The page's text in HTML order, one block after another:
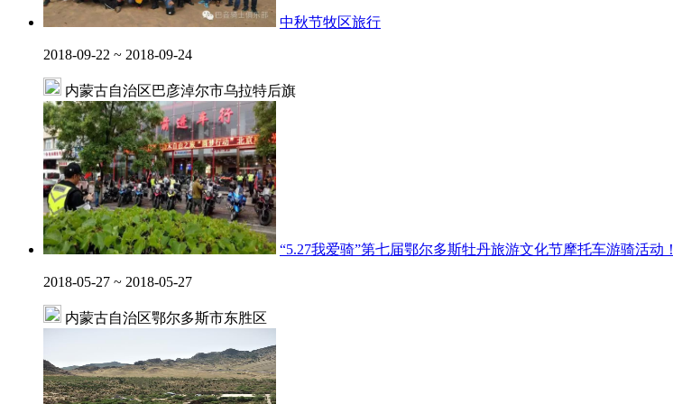
中秋节牧区旅行
2018-09-22 ~ 2018-09-24
内蒙古自治区巴彦淖尔市乌拉特后旗
“5.27我爱骑”第七届鄂尔多斯牡丹旅游文化节摩托车游骑活动！
2018-05-27 ~ 2018-05-27
内蒙古自治区鄂尔多斯市东胜区